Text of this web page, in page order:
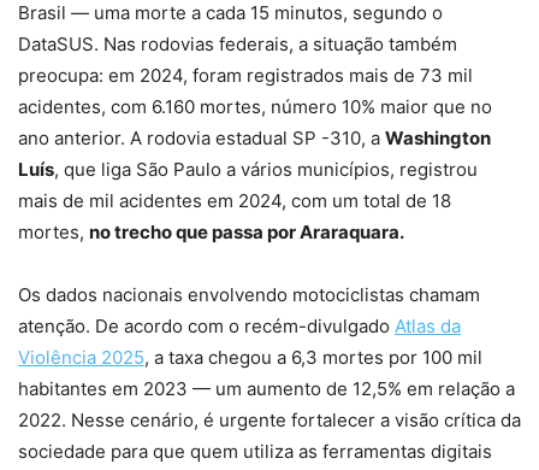
Brasil — uma morte a cada 15 minutos, segundo o
DataSUS. Nas rodovias federais, a situação também
preocupa: em 2024, foram registrados mais de 73 mil
acidentes, com 6.160 mortes, número 10% maior que no
ano anterior. A rodovia estadual SP -310, a Washington
Luís, que liga São Paulo a vários municípios, registrou
mais de mil acidentes em 2024, com um total de 18
mortes, no trecho que passa por Araraquara.
Os dados nacionais envolvendo motociclistas chamam
atenção. De acordo com o recém-divulgado Atlas da
Violência 2025, a taxa chegou a 6,3 mortes por 100 mil
habitantes em 2023 — um aumento de 12,5% em relação a
2022. Nesse cenário, é urgente fortalecer a visão crítica da
sociedade para que quem utiliza as ferramentas digitais